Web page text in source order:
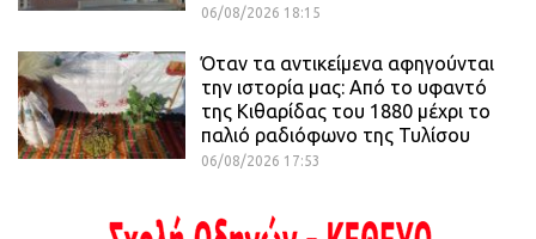
06/08/2026 18:15
Όταν τα αντικείμενα αφηγούνται
την ιστορία μας: Από το υφαντό
της Κιθαρίδας του 1880 μέχρι το
παλιό ραδιόφωνο της Τυλίσου
06/08/2026 17:53